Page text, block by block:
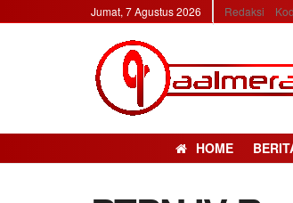
Jumat, 7 Agustus 2026 Redaksi
HOME